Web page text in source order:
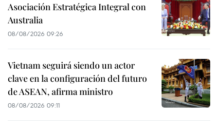
Asociación Estratégica Integral con
Australia
08/08/2026 09:26
Vietnam seguirá siendo un actor
clave en la configuración del futuro
de ASEAN, afirma ministro
08/08/2026 09:11